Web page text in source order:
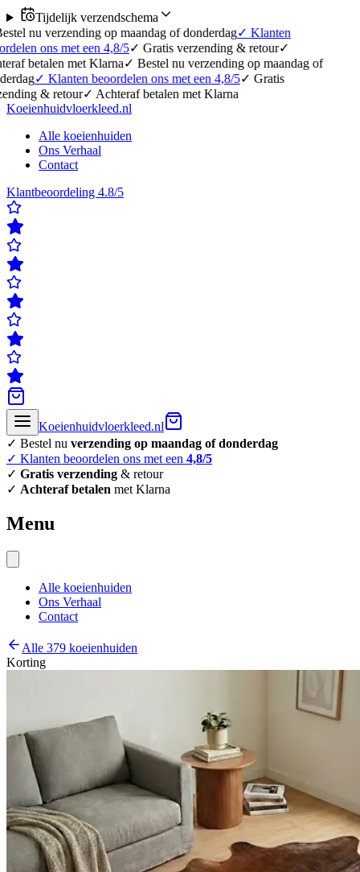
Tijdelijk verzendschema
op maandag of donderdag✓Klanten
met een 4,8/5✓Gratis verzending & retour✓
met Klarna ✓Bestel nu verzending op maandag of
beoordelen ons met een 4,8/5✓Gratis
✓ Achteraf betalen met Klarna
Koeienhuidvloerkleed.nl
Alle koeienhuiden
Ons Verhaal
Contact
Klantbeoordeling 4.8/5
Koeienhuidvloerkleed.nl
✓ Bestel nu verzending op maandag of donderdag
✓ Klanten beoordelen ons met een 4,8/5
✓ Gratis verzending & retour
✓ Achteraf betalen met Klarna
Menu
Alle koeienhuiden
Ons Verhaal
Contact
Alle 379 koeienhuiden
Korting